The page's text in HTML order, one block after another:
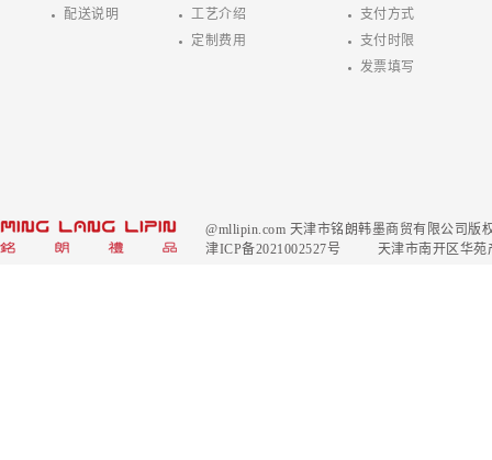
配送说明
工艺介绍
定制费用
支付方式
支付时限
发票填写
@mllipin.com 天津市铭朗韩墨商贸有限公司版
津ICP备2021002527号
天津市南开区华苑